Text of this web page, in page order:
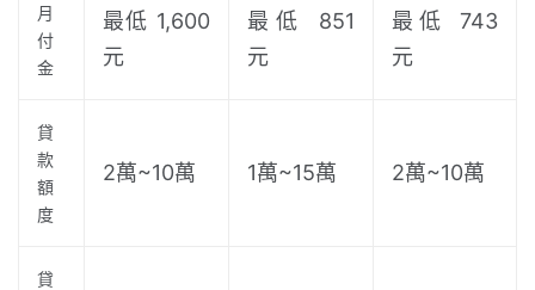
月
付
金
最低 1,600
元
最低 851
元
最低 743
元
貸
款
額
度
2萬~10萬 1萬~15萬 2萬~10萬
貸